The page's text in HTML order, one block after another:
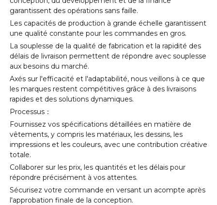
garantissent des opérations sans faille.
Les capacités de production à grande échelle garantissent
une qualité constante pour les commandes en gros.
La souplesse de la qualité de fabrication et la rapidité des
délais de livraison permettent de répondre avec souplesse
aux besoins du marché.
Axés sur l'efficacité et l'adaptabilité, nous veillons à ce que
les marques restent compétitives grâce à des livraisons
rapides et des solutions dynamiques.
Processus：
Fournissez vos spécifications détaillées en matière de
vêtements, y compris les matériaux, les dessins, les
impressions et les couleurs, avec une contribution créative
totale.
Collaborer sur les prix, les quantités et les délais pour
répondre précisément à vos attentes.
Sécurisez votre commande en versant un acompte après
l'approbation finale de la conception.